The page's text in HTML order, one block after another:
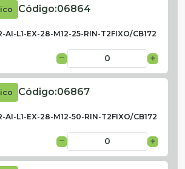
Código:06864
AI-L1-EX-28-M12-25-RIN-T2FIXO/CB172
Código:06867
AI-L1-EX-28-M12-50-RIN-T2FIXO/CB172